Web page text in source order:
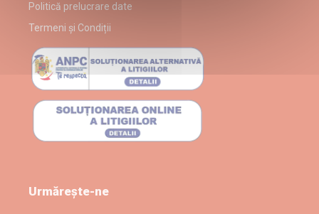
Politică prelucrare date
Termeni și Condiții
Urmărește-ne